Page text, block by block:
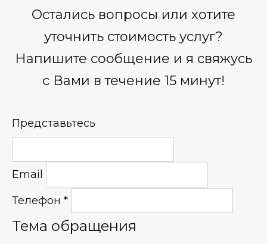
Остались вопросы или хотите
уточнить стоимость услуг?
Напишите сообщение и я свяжусь
с Вами в течение 15 минут!
Представьтесь
Email
Телефон *
Тема обращения